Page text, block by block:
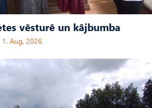
vēsturē un kājbumba
1. Aug, 2026